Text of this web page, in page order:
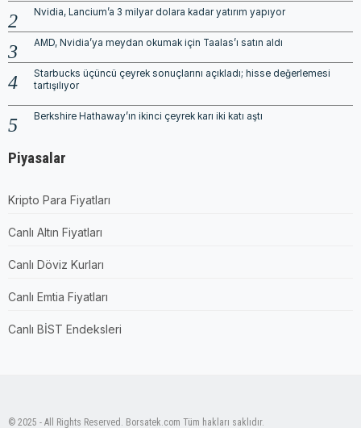
Nvidia, Lancium’a 3 milyar dolara kadar yatırım yapıyor
AMD, Nvidia’ya meydan okumak için Taalas’ı satın aldı
Starbucks üçüncü çeyrek sonuçlarını açıkladı; hisse değerlemesi
tartışılıyor
Berkshire Hathaway’ın ikinci çeyrek karı iki katı aştı
Piyasalar
Kripto Para Fiyatları
Canlı Altın Fiyatları
Canlı Döviz Kurları
Canlı Emtia Fiyatları
Canlı BİST Endeksleri
© 2025 - All Rights Reserved. Borsatek.com Tüm hakları saklıdır.